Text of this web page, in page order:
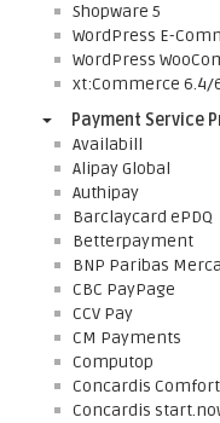
Shopware 5
WordPress E-
WordPress
xt:Commerce 6.4/
Payment Service
Availabill
Alipay Global
Authipay
Barclaycard ePDQ
Betterpayment
BNP Paribas
CBC PayPage
CCV Pay
CM Payments
Computop
Concardis
Concardis